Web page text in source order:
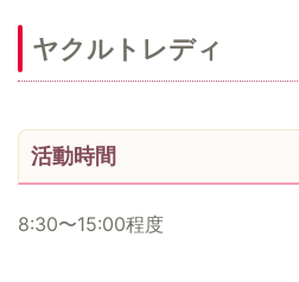
ヤクルトレディ
活動時間
8:30〜15:00程度